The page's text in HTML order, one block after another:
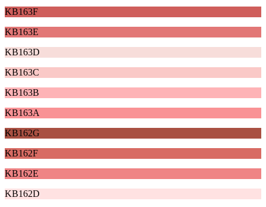
KB163F
KB163E
KB163D
KB163C
KB163B
KB163A
KB162G
KB162F
KB162E
KB162D